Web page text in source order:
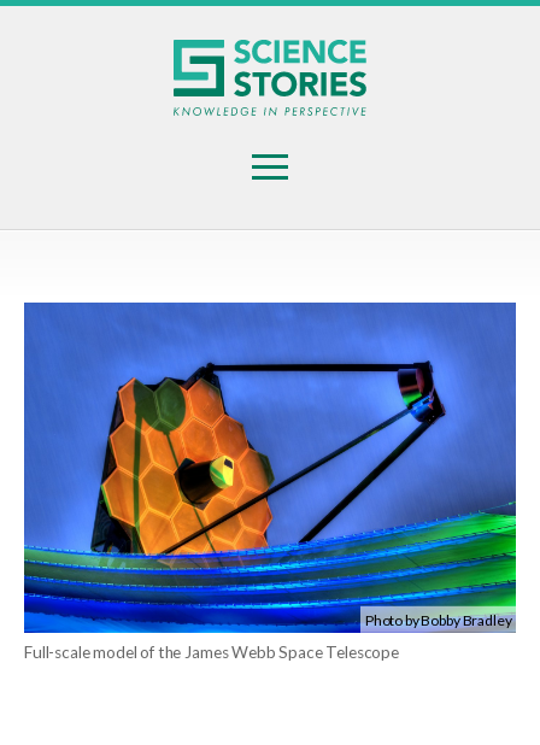
Photo by Bobby Bradley
Full-scale model of the James Webb Space Telescope